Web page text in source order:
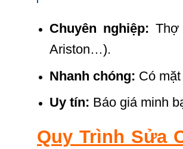
Chuyên nghiệp:
Ariston…).
Nhanh chóng: Có
Uy tín: Báo giá minh
Quy Trình Sửa